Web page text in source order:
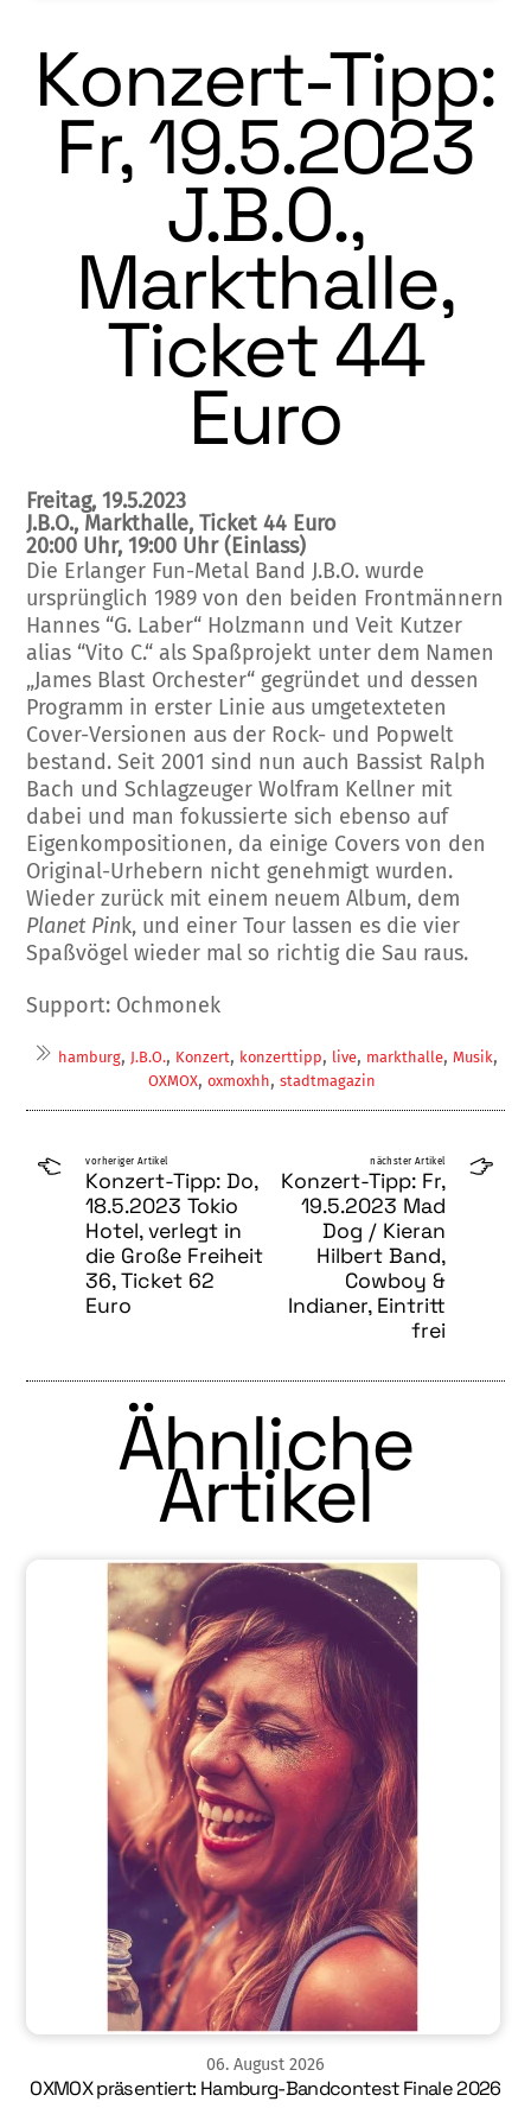
Konzert-Tipp:
Fr, 19.5.2023
J.B.O.,
Markthalle,
Ticket 44
Euro
Freitag, 19.5.2023
J.B.O., Markthalle, Ticket 44 Euro
20:00 Uhr, 19:00 Uhr (Einlass)
Die Erlanger Fun-Metal Band J.B.O. wurde
ursprünglich 1989 von den beiden Frontmännern
Hannes “G. Laber“ Holzmann und Veit Kutzer
alias “Vito C.“ als Spaßprojekt unter dem Namen
„James Blast Orchester“ gegründet und dessen
Programm in erster Linie aus umgetexteten
Cover-Versionen aus der Rock- und Popwelt
bestand. Seit 2001 sind nun auch Bassist Ralph
Bach und Schlagzeuger Wolfram Kellner mit
dabei und man fokussierte sich ebenso auf
Eigenkompositionen, da einige Covers von den
Original-Urhebern nicht genehmigt wurden.
Wieder zurück mit einem neuem Album, dem
Planet Pink, und einer Tour lassen es die vier
Spaßvögel wieder mal so richtig die Sau raus.
Support: Ochmonek
hamburg, J.B.O., Konzert, konzerttipp, live, markthalle, Musik,
OXMOX, oxmoxhh, stadtmagazin
vorheriger Artikel
Konzert-Tipp: Do,
18.5.2023 Tokio
Hotel, verlegt in
die Große Freiheit
36, Ticket 62
Euro
nächster Artikel
Konzert-Tipp: Fr,
19.5.2023 Mad
Dog / Kieran
Hilbert Band,
Cowboy &
Indianer, Eintritt
frei
Ähnliche
Artikel
06. August 2026
OXMOX präsentiert: Hamburg-Bandcontest Finale 2026